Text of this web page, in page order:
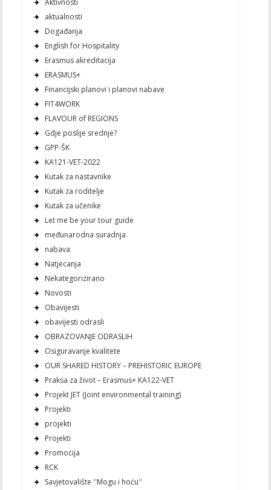
aktualnosti
Događanja
English for Hospitality
Erasmus akreditacija
ERASMUS+
Financijski planovi i planovi nabave
FIT4WORK
FLAVOUR of REGIONS
Gdje poslije srednje?
GPP-ŠK
KA121-VET-2022
Kutak za nastavnike
Kutak za roditelje
Kutak za učenike
Let me be your tour guide
međunarodna suradnja
nabava
Natjecanja
Nekategorizirano
Novosti
Obavijesti
obavijesti odrasli
OBRAZOVANJE ODRASLIH
Osiguravanje kvalitete
OUR SHARED HISTORY – PREHISTORIC EUROPE
Praksa za život – Erasmus+ KA122-VET
Projekt JET (Joint environmental training)
Projekti
projekti
Projekti
Promocija
RCK
Savjetovalište ''Mogu i hoću''